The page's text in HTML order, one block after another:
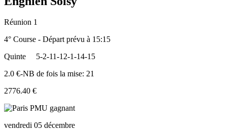
Réunion 1
4° Course - Départ prévu à 15:15
Quinte
5-2-11-12-1-14-15
2.0 €-NB de fois la mise: 21
2776.40 €
vendredi 05 décembre